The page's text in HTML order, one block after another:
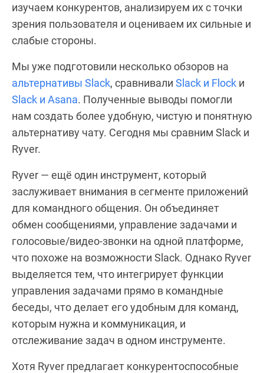
изучаем конкурентов, анализируем их с точки
зрения пользователя и оцениваем их сильные и
слабые стороны.
Мы уже подготовили несколько обзоров на
альтернативы Slack, сравнивали Slack и Flock и
Slack и Asana. Полученные выводы помогли
нам создать более удобную, чистую и понятную
альтернативу чату. Сегодня мы сравним Slack и
Ryver.
Ryver — ещё один инструмент, который
заслуживает внимания в сегменте приложений
для командного общения. Он объединяет
обмен сообщениями, управление задачами и
голосовые/видео-звонки на одной платформе,
что похоже на возможности Slack. Однако Ryver
выделяется тем, что интегрирует функции
управления задачами прямо в командные
беседы, что делает его удобным для команд,
которым нужна и коммуникация, и
отслеживание задач в одном инструменте.
Хотя Ryver предлагает конкурентоспособные